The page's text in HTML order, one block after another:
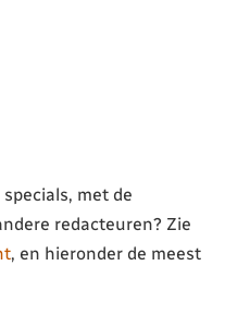
met de
redacteuren? Zie
, en hieronder de meest